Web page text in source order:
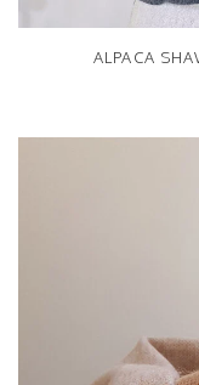
ALPACA